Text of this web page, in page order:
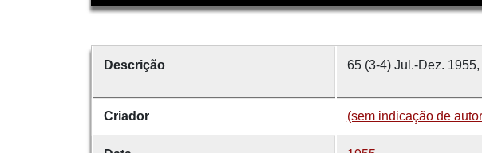
Descrição 65 (3-4) Jul.-Dez.
Criador (sem indicação de